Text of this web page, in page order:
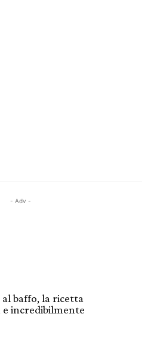
- Adv -
baffo, la ricetta
e incredibilmente